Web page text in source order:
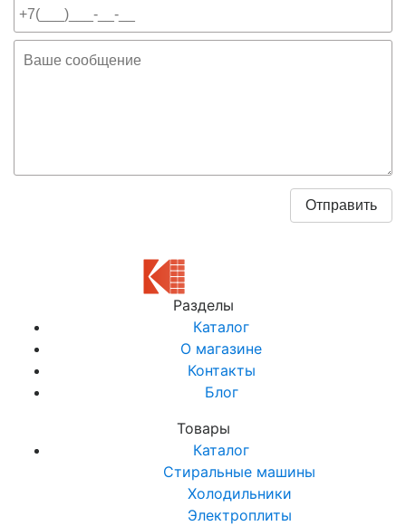
Разделы
Каталог
О магазине
Контакты
Блог
Товары
Каталог
Стиральные машины
Холодильники
Электроплиты